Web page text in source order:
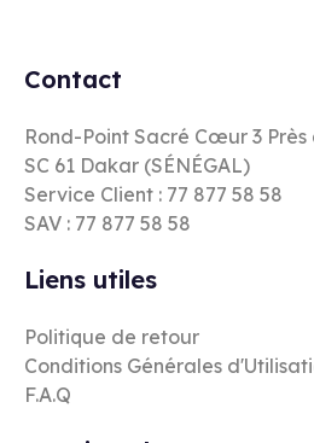
Contact
Rond-Point Sacré Cœur 3 Près
SC 61 Dakar (SÉNÉGAL)
Service Client : 77 877 58 58
SAV : 77 877 58 58
Liens utiles
Politique de retour
Conditions Générales
F.A.Q